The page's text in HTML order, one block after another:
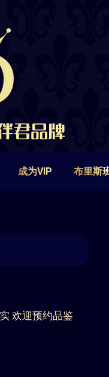
成为VIP 布里斯
欢迎预约品鉴